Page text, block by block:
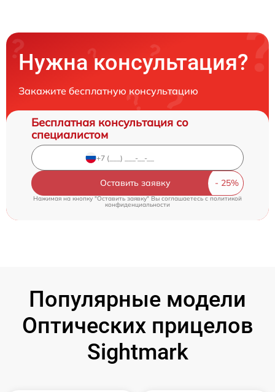
Нужна консультация?
Закажите бесплатную консультацию
Бесплатная консультация со
специалистом
Оставить заявку
Нажимая на кнопку "Оставить заявку" Вы соглашаетесь cполитикой
конфиденциальности
Популярные модели
Оптических прицелов
Sightmark